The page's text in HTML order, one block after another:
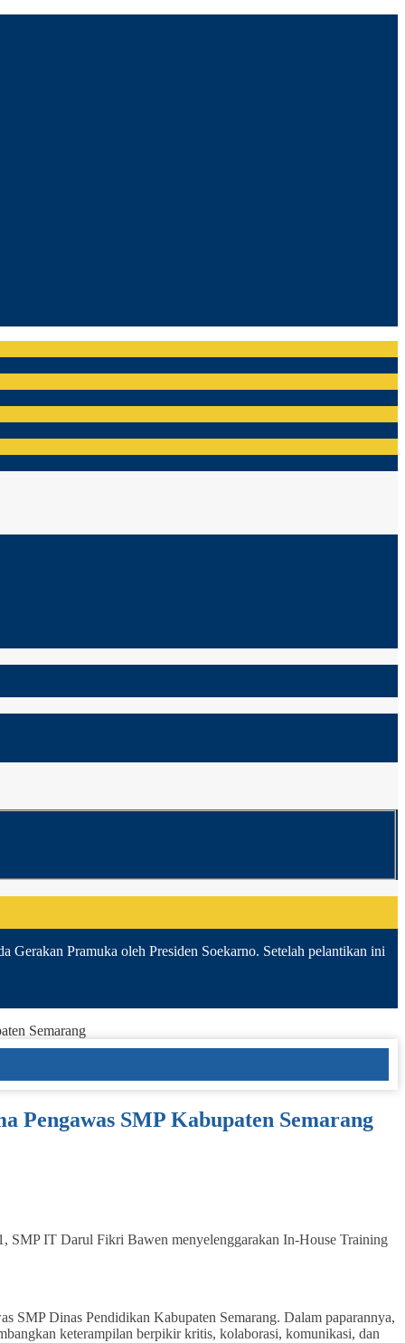
Gerakan Pramuka oleh Presiden Soekarno. Setelah pelantikan ini
Semarang
SMP Kabupaten Semarang
SMP IT Darul Fikri Bawen menyelenggarakan In-House Training
SMP Dinas Pendidikan Kabupaten Semarang. Dalam paparannya,
keterampilan berpikir kritis, kolaborasi, komunikasi, dan